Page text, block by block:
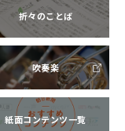
折々のことば
吹奏楽
紙面コンテンツ一覧